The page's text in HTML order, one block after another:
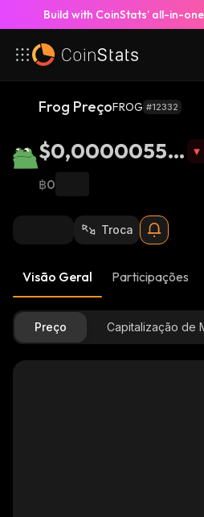
Build with CoinStats’ all-in-
Frog PreçoFROG #12332
$0,00000554
6
฿0
Troca
Visão Geral Participações
Preço Capitalização de